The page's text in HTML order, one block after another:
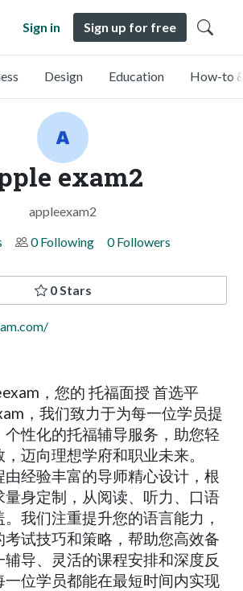
Sign in Sign up for free
Design Education How-to
exam2
appleexam2
0 Following 0 Followers
0 Stars
，您的 托福面授 首选平
，我们致力于为每一位学员提
性化的托福辅导服务，助您轻
迈向理想学府和职业未来。
经验丰富的导师精心设计，根
量身定制，从阅读、听力、口语
我们注重提升您的语言能力，
考试技巧和策略，帮助您高效备
导、灵活的课程安排和深度反
一位学员都能在最短时间内实现